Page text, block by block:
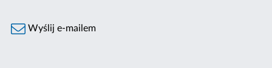
Wyślij e-mailem